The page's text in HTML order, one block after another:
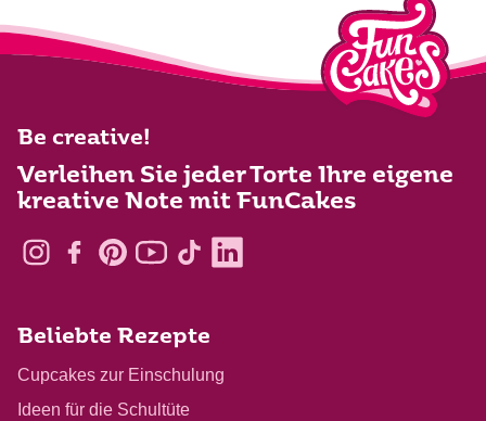
Be creative!
Verleihen Sie jeder Torte Ihre eigene
kreative Note mit FunCakes
Beliebte Rezepte
Cupcakes zur Einschulung
Ideen für die Schultüte